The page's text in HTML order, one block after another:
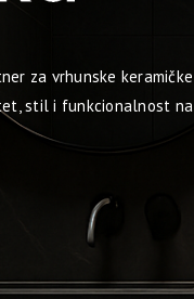
za vrhunske keramičke
stil i funkcionalnost na